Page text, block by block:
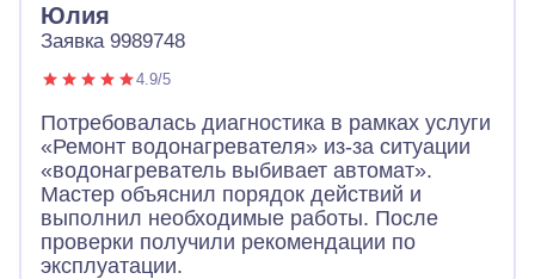
Юлия
Заявка 9989748
4.9/5
Потребовалась диагностика в рамках услуги
«Ремонт водонагревателя» из-за ситуации
«водонагреватель выбивает автомат».
Мастер объяснил порядок действий и
выполнил необходимые работы. После
проверки получили рекомендации по
эксплуатации.